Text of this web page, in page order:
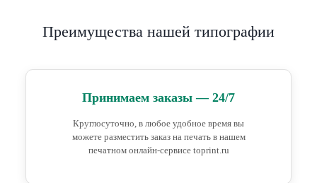
Преимущества нашей типографии
Принимаем заказы — 24/7
Круглосуточно, в любое удобное время вы
можете разместить заказ на печать в нашем
печатном онлайн-сервисе toprint.ru